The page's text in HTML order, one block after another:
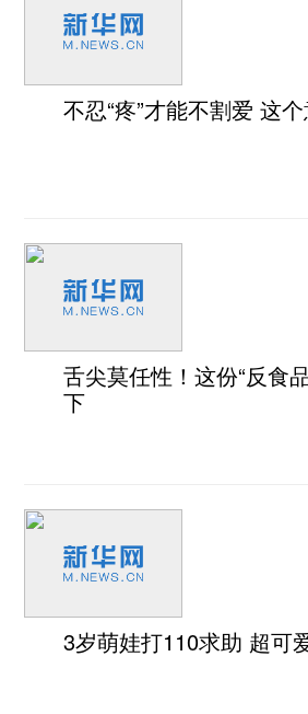
不忍“疼”才能不割爱 这
舌尖莫任性！这份“反食
下
3岁萌娃打110求助 超可